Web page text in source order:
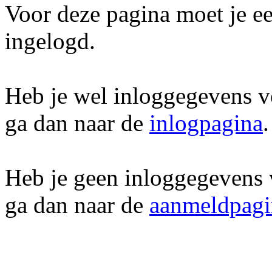
Voor deze pagina moet je
ingelogd.
Heb je wel inloggegevens
ga dan naar de inlogpagina.
Heb je geen
ga dan naar de